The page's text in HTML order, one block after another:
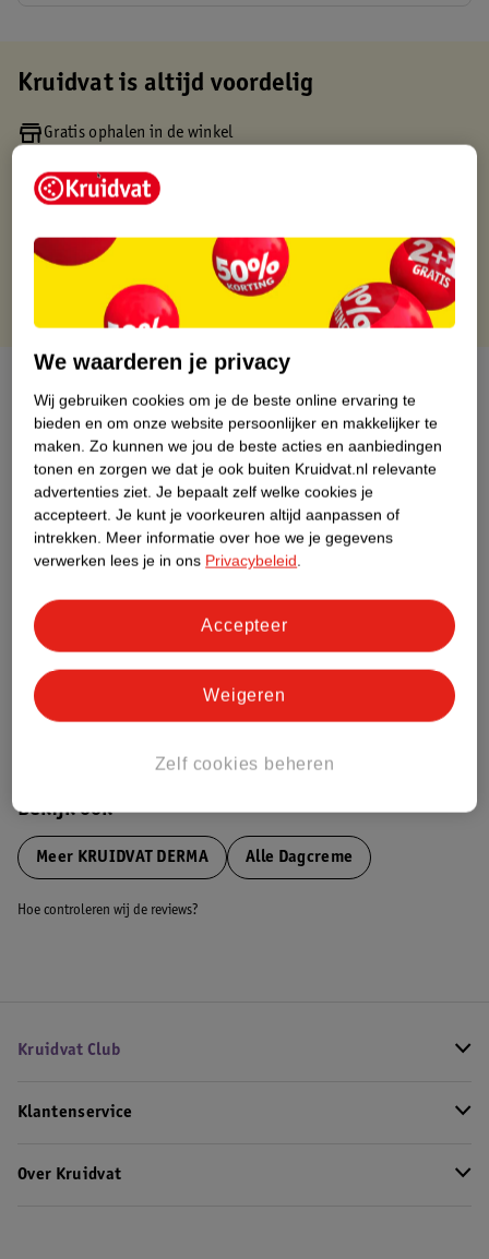
Kruidvat is altijd voordelig
Gratis ophalen in de winkel
Gratis thuisbezorgd vanaf 50.00
Gratis punten met je Kruidvat kaart
Over dit product
Productinformatie
Etiketinformatie
Nature Impact Score
Impact Score.
Meer informatie
Bestel & Bezorginformatie
Bekijk ook
Meer KRUIDVAT DERMA Alle Dagcreme
Hoe controleren wij de reviews?
Kruidvat Club
Klantenservice
Over Kruidvat
We waarderen je privacy
Wij gebruiken cookies om je de beste online ervaring te
bieden en om onze website persoonlijker en makkelijker te
maken. Zo kunnen we jou de beste acties en aanbiedingen
tonen en zorgen we dat je ook buiten Kruidvat.nl relevante
advertenties ziet. Je bepaalt zelf welke cookies je
accepteert. Je kunt je voorkeuren altijd aanpassen of
intrekken. Meer informatie over hoe we je gegevens
verwerken lees je in ons Privacybeleid.
Zelf cookies beheren
Weigeren
Accepteer